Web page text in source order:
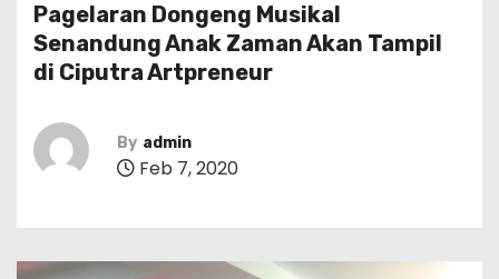
Pagelaran Dongeng Musikal
Senandung Anak Zaman Akan Tampil
di Ciputra Artpreneur
By admin
Feb 7, 2020